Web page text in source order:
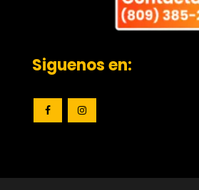
Siguenos en: